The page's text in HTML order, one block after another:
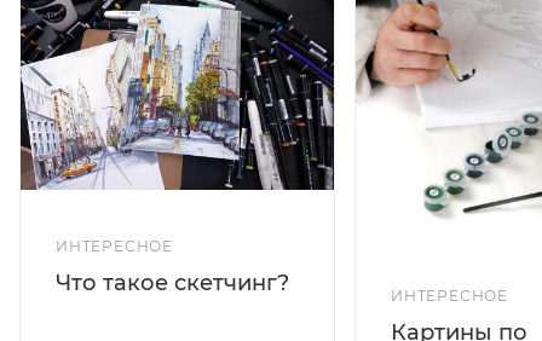
ИНТЕРЕСНОЕ
Что такое скетчинг?
ИНТЕРЕСНОЕ
Картины по